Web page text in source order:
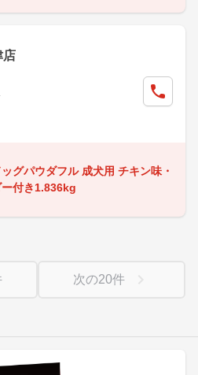
店
グパウダフル 成犬用 チキン味・
付き1.836kg
次の20件